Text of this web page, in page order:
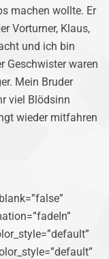
machen wollte. Er
Vorturner, Klaus,
und ich bin
Geschwister waren
Mein Bruder
viel Blödsinn
wieder mitfahren